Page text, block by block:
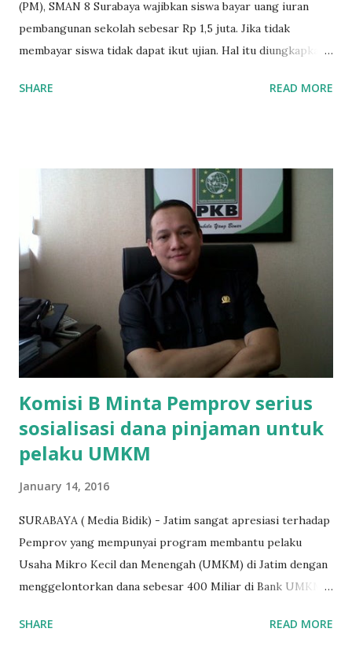
(PM), SMAN 8 Surabaya wajibkan siswa bayar uang iuran
pembangunan sekolah sebesar Rp 1,5 juta. Jika tidak
membayar siswa tidak dapat ikut ujian. Hal itu diungkapkan
SMAN 8 Jalan Iskandar Muda Surabaya mengatakan, ada
Mujib menambahkan, akhirnya terpaksa ortu nya pinjam
uang tetangga 500 ribu, agar anaknya bisa ikut ujian.
"Kasihan dia sudah tidak punya ayah, ibunya saudara saya,
kerja sebagai pembantu rumah tangga. Tolong dibantu mas,
agar uang bisa kembali,"ungkapnya. Perihal adanya
penarikan uang iuran untuk pembangunan gedung sekolah,
dibenarkan oleh Atika Fadhilah siswa kelas XI saat
diwawancarai. "Benar, bilangnya wajib Rp 1,5 juta dan waktu
terakh...
SHARE READ MORE
Komisi B Minta Pemprov serius
sosialisasi dana pinjaman untuk
pelaku UMKM
January 14, 2016
SURABAYA ( Media Bidik) - Jatim sangat apresiasi terhadap
Pemprov yang mempunyai program membantu pelaku
Usaha Mikro Kecil dan Menengah (UMKM) di Jatim dengan
menggelontorkan dana sebesar 400 Miliar di Bank UMKM
UMKM di Jatim. Namun Chusainuddin,S.Sos Anggota Komisi
SHARE READ MORE